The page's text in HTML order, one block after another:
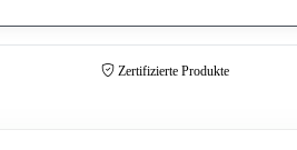
Zertifizierte Produkte